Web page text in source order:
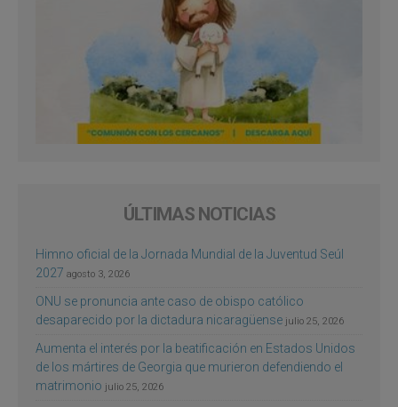
ÚLTIMAS NOTICIAS
Himno oficial de la Jornada Mundial de la Juventud Seúl
2027 agosto 3, 2026
ONU se pronuncia ante caso de obispo católico
desaparecido por la dictadura nicaragüense julio 25, 2026
Aumenta el interés por la beatificación en Estados Unidos
de los mártires de Georgia que murieron defendiendo el
matrimonio julio 25, 2026